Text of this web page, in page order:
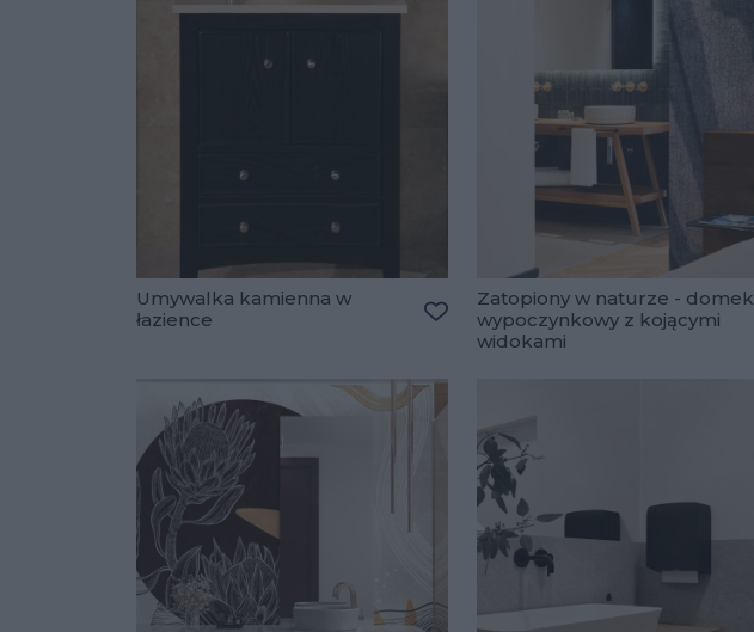
Umywalka kamienna w
łazience
Dodaj do ulubionych
Zatopiony w naturze - domek
wypoczynkowy z kojącymi
widokami